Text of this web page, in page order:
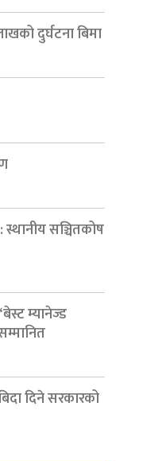
दुर्घटना बिमा
स्थानीय सञ्चितकोष
म्यानेज्ड
दिने सरकारको